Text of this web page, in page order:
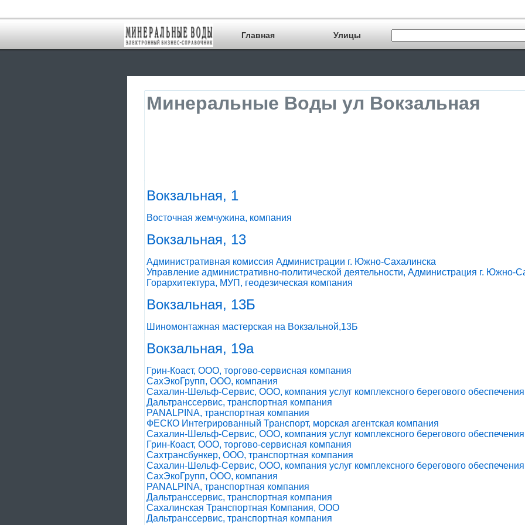
Главная Улицы
Минеральные Воды ул Вокзальная
Вокзальная, 1
Восточная жемчужина, компания
Вокзальная, 13
Административная комиссия Администрации г. Южно-Сахалинска
Управление административно-политической деятельности, Администрация г. Южно-
Горархитектура, МУП, геодезическая компания
Вокзальная, 13Б
Шиномонтажная мастерская на Вокзальной,13Б
Вокзальная, 19а
Грин-Коаст, ООО, торгово-сервисная компания
СахЭкоГрупп, ООО, компания
Сахалин-Шельф-Сервис, ООО, компания услуг комплексного берегового обеспечения
Дальтранссервис, транспортная компания
PANALPINA, транспортная компания
ФЕСКО Интегрированный Транспорт, морская агентская компания
Сахалин-Шельф-Сервис, ООО, компания услуг комплексного берегового обеспечения
Грин-Коаст, ООО, торгово-сервисная компания
Сахтрансбункер, ООО, транспортная компания
Сахалин-Шельф-Сервис, ООО, компания услуг комплексного берегового обеспечения
СахЭкоГрупп, ООО, компания
PANALPINA, транспортная компания
Дальтранссервис, транспортная компания
Сахалинская Транспортная Компания, ООО
Дальтранссервис, транспортная компания